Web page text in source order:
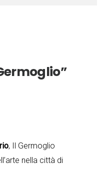
, Il Germoglio
nella città di